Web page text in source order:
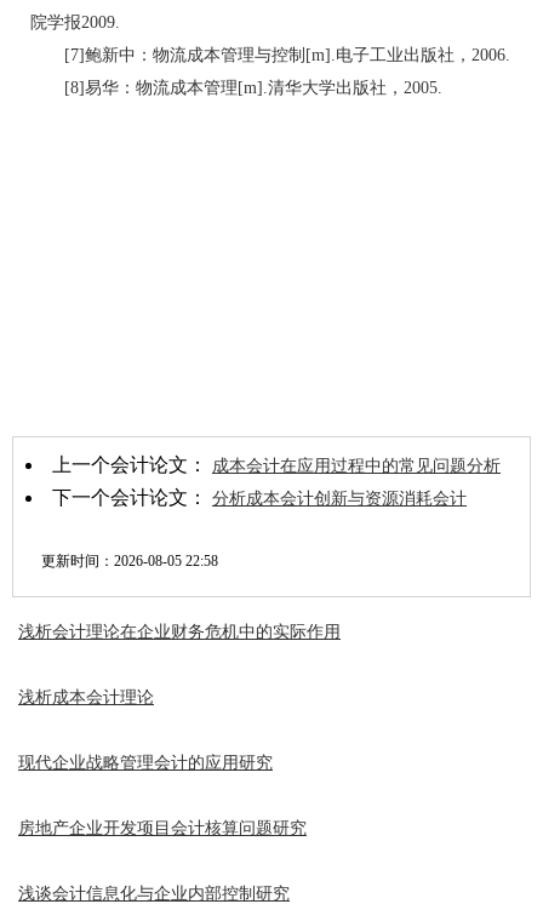
院学报2009.
[7]鲍新中：物流成本管理与控制[m].电子工业出版社，2006.
[8]易华：物流成本管理[m].清华大学出版社，2005.
上一个会计论文： 成本会计在应用过程中的常见问题分析
下一个会计论文： 分析成本会计创新与资源消耗会计
更新时间： 2026-08-05 22:58
浅析会计理论在企业财务危机中的实际作用
浅析成本会计理论
现代企业战略管理会计的应用研究
房地产企业开发项目会计核算问题研究
浅谈会计信息化与企业内部控制研究